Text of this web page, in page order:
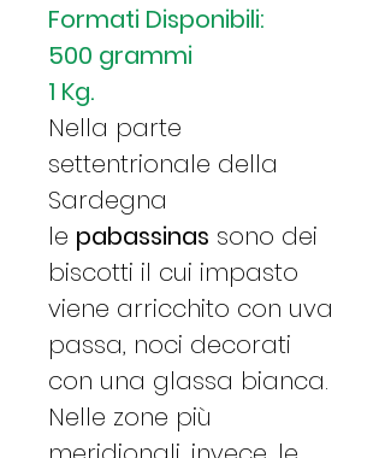
Formati Disponibili:
500 grammi
1 Kg.
Nella parte
settentrionale della
Sardegna
le pabassinas sono dei
biscotti il cui impasto
viene arricchito con uva
passa, noci decorati
con una glassa bianca.
Nelle zone più